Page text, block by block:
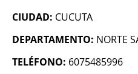
CIUDAD: CUCUTA
DEPARTAMENTO: NORTE
TELÉFONO: 6075485996